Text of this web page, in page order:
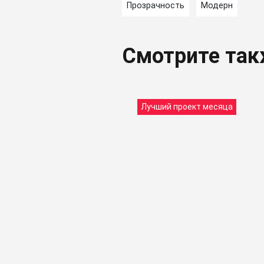
Прозрачность Модерн
Смотрите
Лучший проект месяца